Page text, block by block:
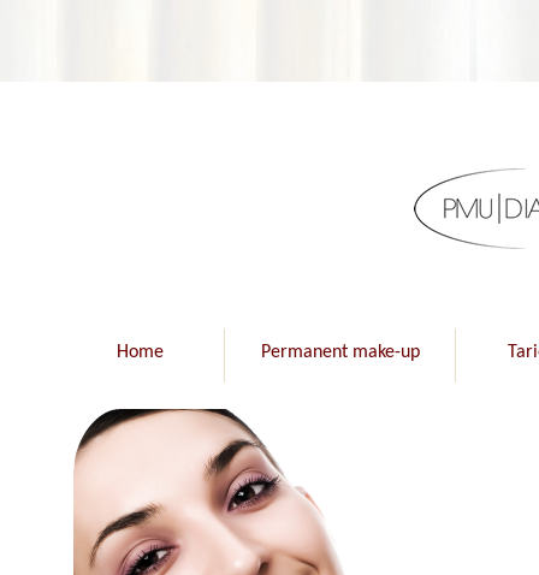
Home Permanent make-up